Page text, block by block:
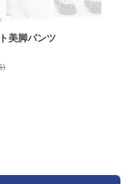
美脚パンツ
)